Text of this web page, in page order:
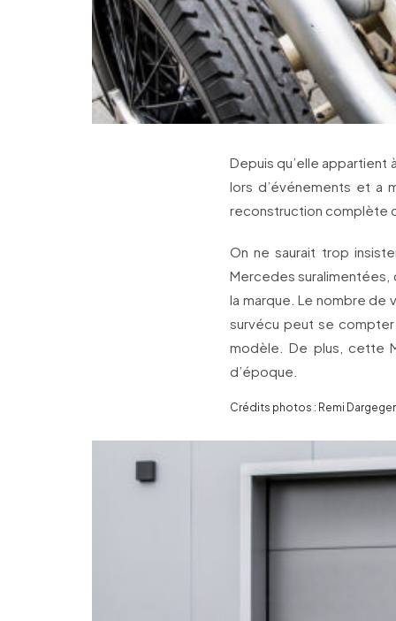
Depuis qu’elle
lors d’événements et a
reconstruction complète
On ne saurait trop
Mercedes suralimentées,
la marque. Le nombre
survécu peut se compter
modèle. De plus, cette
d’époque.
Crédits photos : Remi